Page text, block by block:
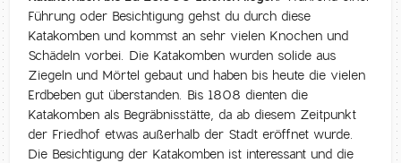
Führung oder Besichtigung gehst du durch diese
Katakomben und kommst an sehr vielen Knochen und
Schädeln vorbei. Die Katakomben wurden solide aus
Ziegeln und Mörtel gebaut und haben bis heute die vielen
Erdbeben gut überstanden. Bis 1808 dienten die
Katakomben als Begräbnisstätte, da ab diesem Zeitpunkt
der Friedhof etwas außerhalb der Stadt eröffnet wurde.
Die Besichtigung der Katakomben ist interessant und die